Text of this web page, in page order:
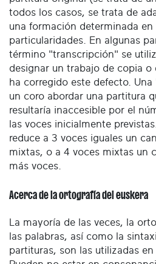
todos los casos, se trata de
una formación determinada en
particularidades. En algunas
término "transcripción" se
designar un trabajo de copia o
ha corregido este defecto.
un coro abordar una partitura
resultaría inaccesible por el
las voces inicialmente
reduce a 3 voces iguales un
mixtas, o a 4 voces mixtas un
más voces.
Acerca de la ortografía del euskera
La mayoría de las veces, la
las palabras, así como la
partituras, son las utilizadas en